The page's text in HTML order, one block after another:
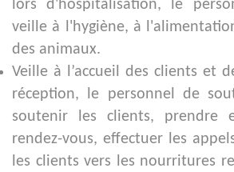
lors d'hospitalisation, le
veille à l'hygiène, à
des animaux.
Veille à l’accueil des clients et
réception, le personnel de
soutenir les clients, prendre
rendez-vous, effectuer les
les clients vers les nourritures